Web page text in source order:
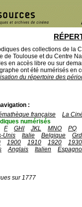
des collections de la
de Toulouse et du Centre
en accès libre ou sur
ont été numérisés en
du répertoire des
:
française La
numérisés
F GHI JKL MNO PQ
Unis Italie Belgique
1900 1910 1920 1930
Anglais Italien
sur 1777